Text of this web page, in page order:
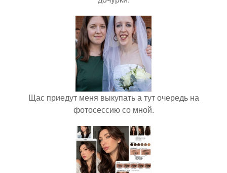
Щас приедут меня выкупать а тут очередь на
фотосессию со мной.